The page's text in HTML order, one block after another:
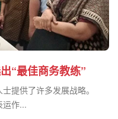
“最佳商务教练”
提供了许多发展战略。
运作...